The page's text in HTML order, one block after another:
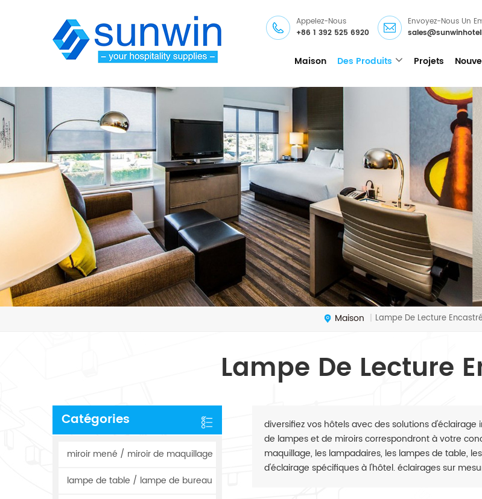
Appelez-Nous
+86 1 392 525 6920
Envoyez-Nous Un
Maison Des Produits Projets
Maison | Lampe De Lecture
Lampe De Lecture
Catégories
miroir mené / miroir de maquillage
lampe de table / lampe de bureau
diversifiez vos hôtels avec des solutions
de lampes et de miroirs correspondront à votre
maquillage, les lampadaires, les lampes de table,
d'éclairage spécifiques à l'hôtel. éclairages sur